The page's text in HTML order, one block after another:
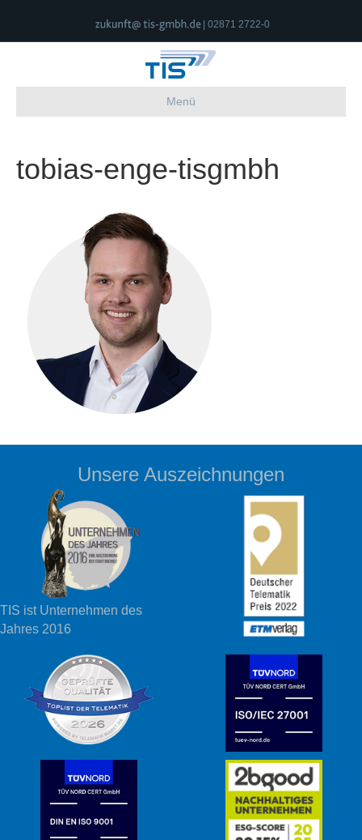
| 02871 2722-0
Menü
tobias-enge-tisgmbh
Unsere Auszeichnungen
TIS ist Unternehmen des
Jahres 2016